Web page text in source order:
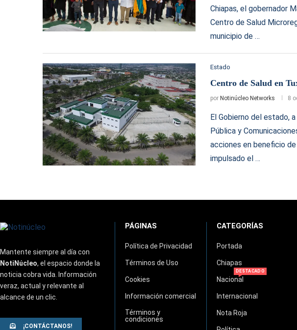
Chiapas, el gobernador
Centro de Salud
municipio de …
Estado
Centro de Salud en
por Notinúcleo Networks 8
El Gobierno del estado,
Pública y
acciones en beneficio
impulsado el …
Mantente siempre al día con
NotiNúcleo, el espacio donde la
noticia cobra vida. Información
veraz, actual y relevante al
alcance de un clic.
¡CONTÁCTANOS!
PÁGINAS
Política de Privacidad
Términos de Uso
Cookies
Información comercial
Términos y
condiciones
CATEGORÍAS
Portada
Chiapas
Nacional
DESTACADO
Internacional
Nota Roja